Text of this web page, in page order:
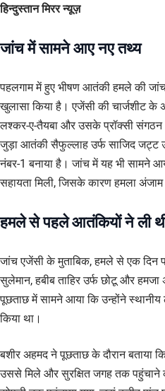
हिन्दुस्तान मिरर न्यूज़
जांच में सामने आए नए तथ्य
पहलगाम में हुए भीषण आतंकी हमले की
खुलासा किया है। एजेंसी की चार्जशीट के
लश्कर-ए-तैयबा और उसके प्रॉक्सी
जुड़ा आतंकी सैफुल्लाह उर्फ साजिद जट्ट
नंबर-1 बनाया है। जांच में यह भी सामने
सहायता मिली, जिसके कारण हमला
हमले से पहले आतंकियों ने ली
जांच एजेंसी के मुताबिक, हमले से एक
सुलेमान, हबीब ताहिर उर्फ छोटू और
पूछताछ में सामने आया कि उन्होंने
किया था।
बशीर अहमद ने पूछताछ के दौरान बताया
उससे मिले और सुरक्षित जगह तक पहुंचाने